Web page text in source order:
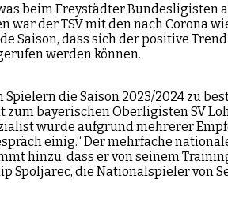
beim Freystädter Bundesligisten
der TSV mit den nach Corona
Saison, dass sich der positive
werden können.
die Saison 2023/2024 zu
bayerischen Oberligisten SV
wurde aufgrund mehrerer
einig.“ Der mehrfache
hinzu, dass er von seinem
die Nationalspieler von